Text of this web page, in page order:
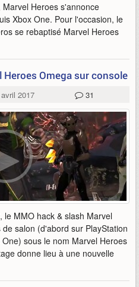
Heroes s'annonce
Xbox One. Pour l'occasion, le
se rebaptisé Marvel Heroes
Omega sur console
2017 31
le MMO hack & slash Marvel
salon (d'abord sur PlayStation
sous le nom Marvel Heroes
donne lieu à une nouvelle